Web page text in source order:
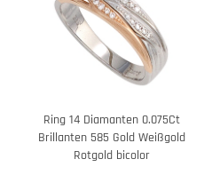
Ring 14 Diamanten 0.075Ct
Brillanten 585 Gold Weißgold
Rotgold bicolor